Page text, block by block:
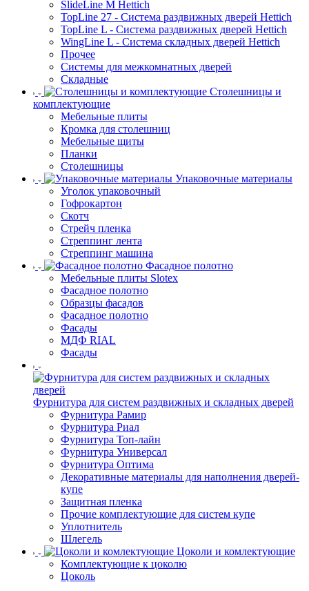
SlideLine M Hettich
TopLine 27 - Система раздвижных дверей Hettich
TopLine L - Система раздвижных дверей Hettich
WingLine L - Система складных дверей Hettich
Прочее
Системы для межкомнатных дверей
Складные
Столешницы и
комплектующие
Мебельные плиты
Кромка для столешниц
Мебельные щиты
Планки
Столешницы
Упаковочные материалы
Уголок упаковочный
Гофрокартон
Скотч
Стрейч пленка
Стреппинг лента
Стреппинг машина
Фасадное полотно
Мебельные плиты Slotex
Фасадное полотно
Образцы фасадов
Фасадное полотно
Фасады
МДФ RIAL
Фасады
Фурнитура для систем раздвижных и складных дверей
Фурнитура Рамир
Фурнитура Риал
Фурнитура Топ-лайн
Фурнитура Универсал
Фурнитура Оптима
Декоративные материалы для наполнения дверей-
купе
Защитная пленка
Прочие комплектующие для систем купе
Уплотнитель
Шлегель
Цоколи и комлектующие
Комплектующие к цоколю
Цоколь